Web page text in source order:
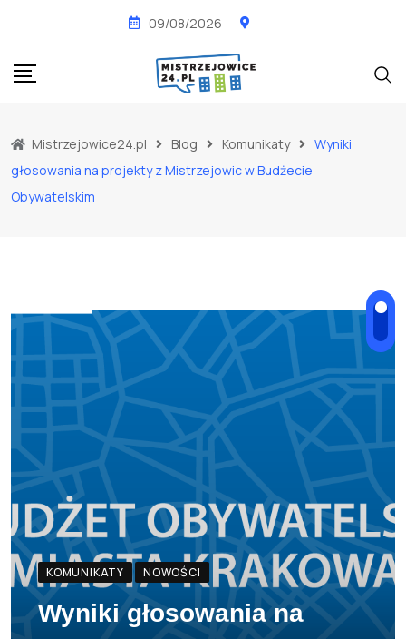
content
09/08/2026
Mistrzejowice24.pl Blog Komunikaty
Wyniki
głosowania na projekty z Mistrzejowic w Budżecie
Obywatelskim
KOMUNIKATY NOWOŚCI
Wyniki głosowania na